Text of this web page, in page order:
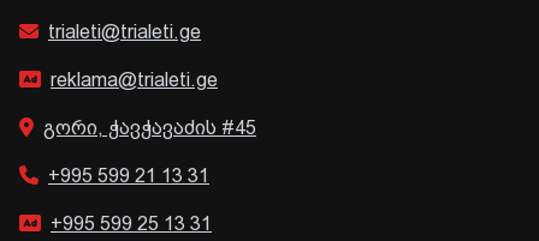
trialeti@trialeti.ge
reklama@trialeti.ge
გორი, ჭავჭავაძის #45
+995 599 21 13 31
+995 599 25 13 31